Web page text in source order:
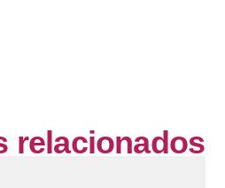
relacionados